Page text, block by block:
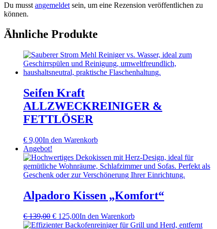
Du musst angemeldet sein, um eine Rezension veröffentlichen zu
können.
Ähnliche Produkte
Seifen Kraft
ALLZWECKREINIGER &
FETTLÖSER
€ 9,00In den Warenkorb
Angebot!
Alpadoro Kissen „Komfort“
€139,00 Ursprünglicher
Preis
€ 125,00Aktueller
Preis
In den Warenkorb